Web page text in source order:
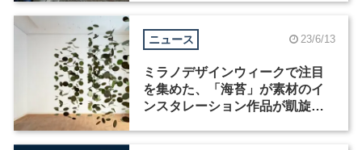
ニュース 23/6/13
ミラノデザインウィークで注目
を集めた、「海苔」が素材のイ
ンスタレーション作品が凱旋展